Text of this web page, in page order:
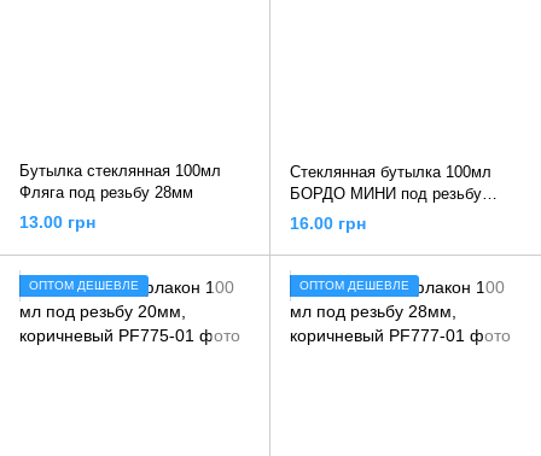
Бутылка стеклянная 100мл
Фляга под резьбу 28мм
13.00 грн
Стеклянная бутылка 100мл
БОРДО МИНИ под резьбу
28мм
16.00 грн
ОПТОМ ДЕШЕВЛЕ ОПТОМ ДЕШЕВЛЕ